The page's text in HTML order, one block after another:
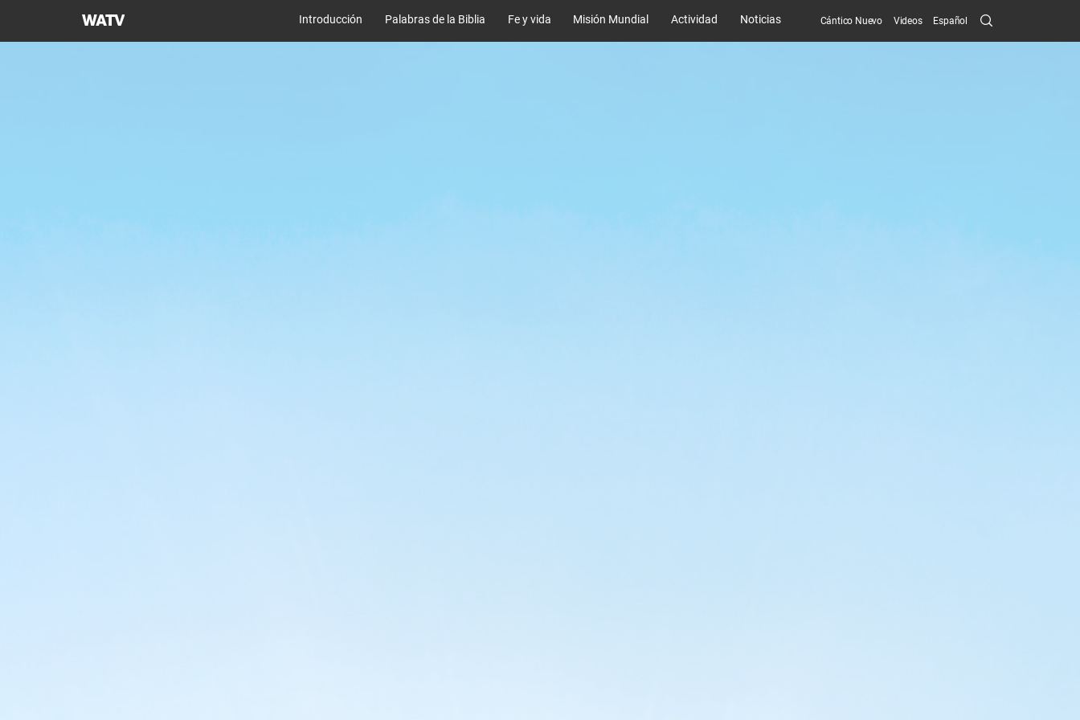
Iglesia
Introducción Palabras de la Biblia Fe y vida Misión Mundial Actividad Noticias Cántico Nuevo Videos Español Search
Submit